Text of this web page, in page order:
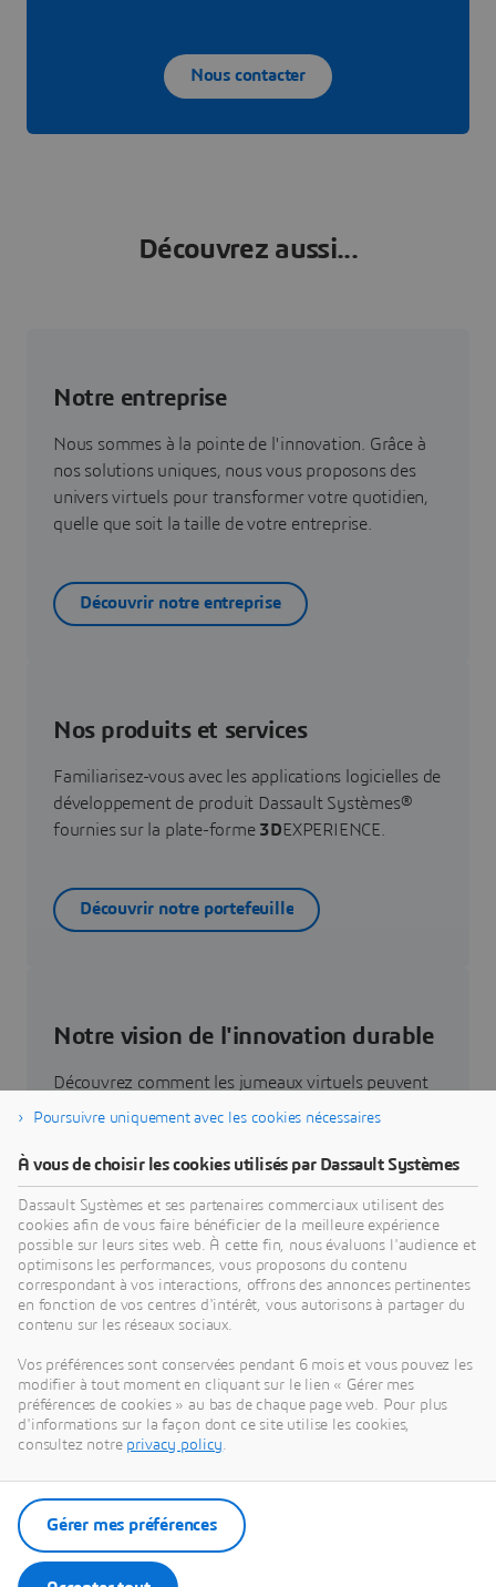
Nous contacter
Découvrez aussi...
Notre entreprise
Nous sommes à la pointe de l'innovation. Grâce à
nos solutions uniques, nous vous proposons des
univers virtuels pour transformer votre quotidien,
quelle que soit la taille de votre entreprise.
Découvrir notre entreprise
Nos produits et services
Familiarisez-vous avec les applications logicielles de
développement de produit Dassault Systèmes®
fournies sur la plate-forme 3DEXPERIENCE.
Découvrir notre portefeuille
Notre vision de l'innovation durable
Découvrez comment les jumeaux virtuels peuvent
vous aider à repenser vos produits, vos processus
innovations durables révolutionnaires.
Découvrir notre vision
Nos actualités
Accédez à l'ensemble des communiqués de presse
et ressources de Dassault Systèmes.
Découvrir nos actualités
Poursuivre uniquement avec les cookies nécessaires
À vous de choisir les cookies utilisés par Dassault Systèmes
Dassault Systèmes et ses partenaires commerciaux utilisent des
cookies afin de vous faire bénéficier de la meilleure expérience
possible sur leurs sites web. À cette fin, nous évaluons l'audience et
optimisons les performances, vous proposons du contenu
correspondant à vos interactions, offrons des annonces pertinentes
en fonction de vos centres d'intérêt, vous autorisons à partager du
contenu sur les réseaux sociaux.
Vos préférences sont conservées pendant 6 mois et vous pouvez les
modifier à tout moment en cliquant sur le lien « Gérer mes
préférences de cookies » au bas de chaque page web. Pour plus
d'informations sur la façon dont ce site utilise les cookies,
consultez notre privacy policy.
Gérer mes préférences